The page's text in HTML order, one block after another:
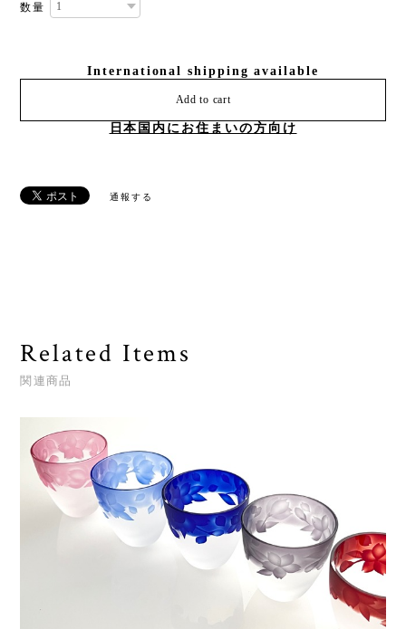
数量
International shipping available
Add to cart
日本国内にお住まいの方向け
通報する
Related Items
関連商品